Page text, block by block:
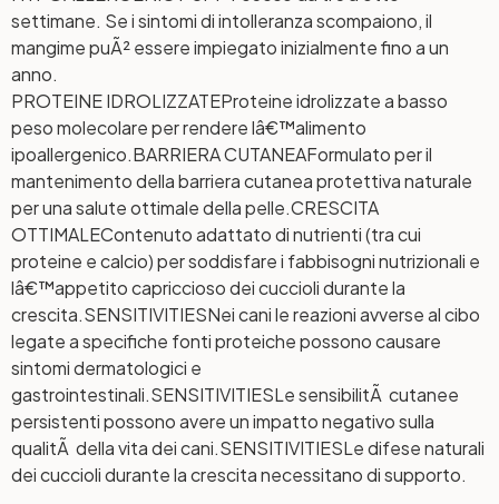
settimane. Se i sintomi di intolleranza scompaiono, il
mangime puÃ² essere impiegato inizialmente fino a un
anno.
PROTEINE IDROLIZZATEProteine idrolizzate a basso
peso molecolare per rendere lâ€™alimento
ipoallergenico.BARRIERA CUTANEAFormulato per il
mantenimento della barriera cutanea protettiva naturale
per una salute ottimale della pelle.CRESCITA
OTTIMALEContenuto adattato di nutrienti (tra cui
proteine e calcio) per soddisfare i fabbisogni nutrizionali e
lâ€™appetito capriccioso dei cuccioli durante la
crescita.SENSITIVITIESNei cani le reazioni avverse al cibo
legate a specifiche fonti proteiche possono causare
sintomi dermatologici e
gastrointestinali.SENSITIVITIESLe sensibilitÃ cutanee
persistenti possono avere un impatto negativo sulla
qualitÃ della vita dei cani.SENSITIVITIESLe difese naturali
dei cuccioli durante la crescita necessitano di supporto.